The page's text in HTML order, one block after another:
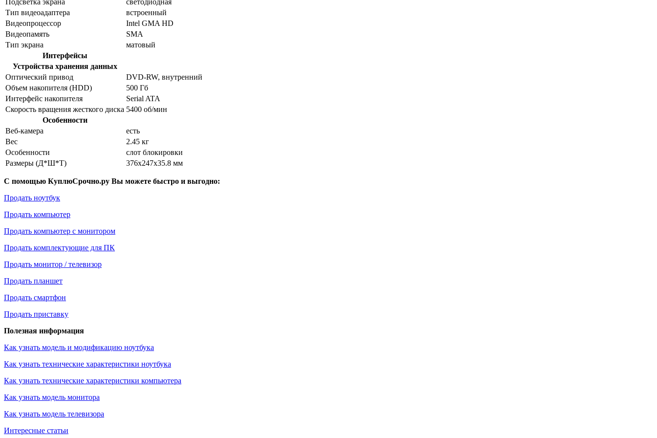
Тип видеоадаптера
встроенный
Видеопроцессор
Intel GMA HD
Видеопамять
SMA
Тип экрана
матовый
Интерфейсы
Устройства хранения данных
Оптический привод
DVD-RW, внутренний
Объем накопителя (HDD)
500 Гб
Интерфейс накопителя
Serial ATA
Скорость вращения жесткого диска 5400 об/мин
Особенности
Веб-камера
есть
Вес
2.45 кг
Особенности
слот блокировки
Размеры (Д*Ш*Т)
376x247x35.8 мм
С помощью КуплюСрочно.ру Вы можете быстро и выгодно:
Продать ноутбук
Продать компьютер
Продать компьютер с монитором
Продать комплектующие для ПК
Продать монитор / телевизор
Продать планшет
Продать смартфон
Продать приставку
Полезная информация
Как узнать модель и модификацию ноутбука
Как узнать технические характеристики ноутбука
Как узнать технические характеристики компьютера
Как узнать модель монитора
Как узнать модель телевизора
Интересные статьи